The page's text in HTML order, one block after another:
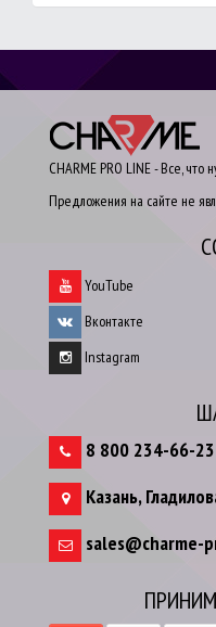
CHARME PRO LINE - Все,
Предложения на сайте не
YouTube
Вконтакте
Instagram
8 800 234-66-23
Казань,
sales@charme-